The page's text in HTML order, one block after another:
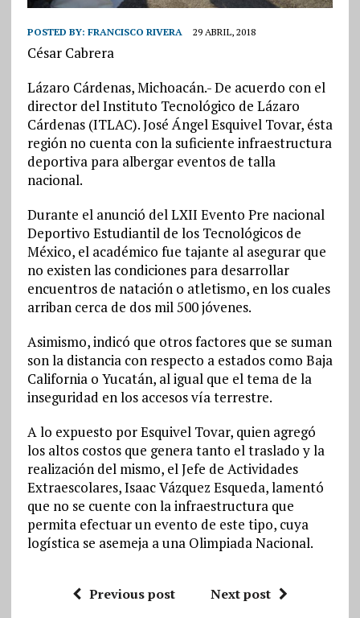
POSTED BY: FRANCISCO RIVERA 29 ABRIL, 2018
César Cabrera
Lázaro Cárdenas, Michoacán.- De acuerdo con el
director del Instituto Tecnológico de Lázaro
Cárdenas (ITLAC). José Ángel Esquivel Tovar, ésta
región no cuenta con la suficiente infraestructura
deportiva para albergar eventos de talla
nacional.
Durante el anunció del LXII Evento Pre nacional
Deportivo Estudiantil de los Tecnológicos de
México, el académico fue tajante al asegurar que
no existen las condiciones para desarrollar
encuentros de natación o atletismo, en los cuales
arriban cerca de dos mil 500 jóvenes.
Asimismo, indicó que otros factores que se suman
son la distancia con respecto a estados como Baja
California o Yucatán, al igual que el tema de la
inseguridad en los accesos vía terrestre.
A lo expuesto por Esquivel Tovar, quien agregó
los altos costos que genera tanto el traslado y la
realización del mismo, el Jefe de Actividades
Extraescolares, Isaac Vázquez Esqueda, lamentó
que no se cuente con la infraestructura que
permita efectuar un evento de este tipo, cuya
logística se asemeja a una Olimpiada Nacional.
Previous post Next post